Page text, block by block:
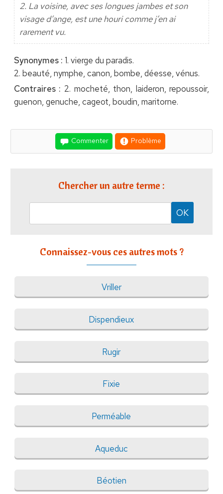
2. La voisine, avec ses longues jambes et son
visage d’ange, est une houri comme j’en ai
rarement vu.
Synonymes : 1. vierge du paradis.
2. beauté, nymphe, canon, bombe, déesse, vénus.
Contraires : 2. mocheté, thon, laideron, repoussoir,
guenon, genuche, cageot, boudin, maritorne.
Commenter Problème
Chercher un autre terme :
Connaissez-vous ces autres mots ?
Vriller
Dispendieux
Rugir
Fixie
Perméable
Aqueduc
Béotien